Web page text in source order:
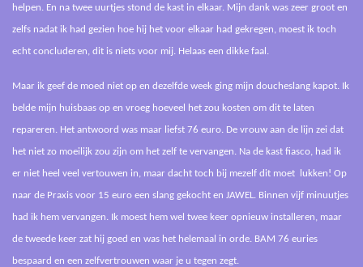
helpen. En na twee uurtjes stond de kast in elkaar. Mijn dank was zeer groot en
zelfs nadat ik had gezien hoe hij het voor elkaar had gekregen, moest ik toch
echt concluderen, dit is niets voor mij. Helaas een dikke faal.
Maar ik geef de moed niet op en dezelfde week ging mijn doucheslang kapot. Ik
belde mijn huisbaas op en vroeg hoeveel het zou kosten om dit te laten
repareren. Het antwoord was maar liefst 76 euro. De vrouw aan de lijn zei dat
het niet zo moeilijk zou zijn om het zelf te vervangen. Na de kast fiasco, had ik
er niet heel veel vertouwen in, maar dacht toch bij mezelf dit moet lukken! Op
naar de Praxis voor 15 euro een slang gekocht en JAWEL. Binnen vijf minuutjes
had ik hem vervangen. Ik moest hem wel twee keer opnieuw installeren, maar
de tweede keer zat hij goed en was het helemaal in orde. BAM 76 euries
bespaard en een zelfvertrouwen waar je u tegen zegt.